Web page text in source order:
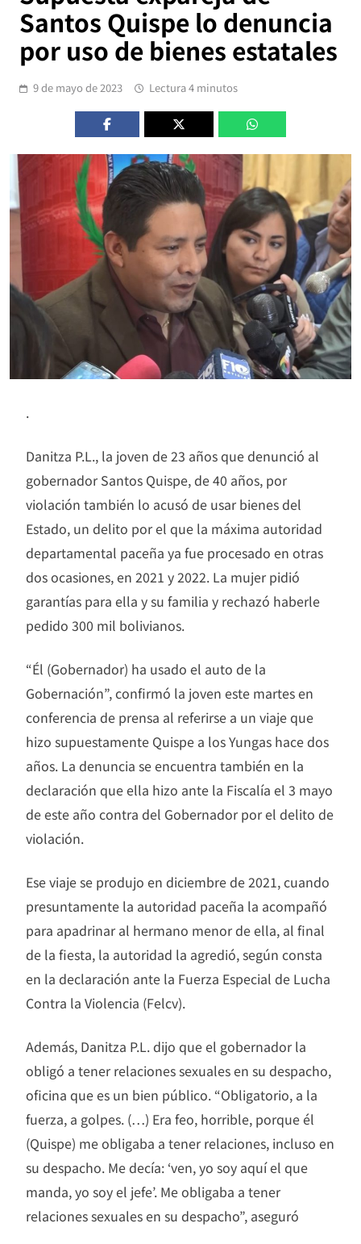
Santos Quispe lo denuncia
por uso de bienes estatales
9 de mayo de 2023 Lectura 4 minutos
.
Danitza P.L., la joven de 23 años que denunció al
gobernador Santos Quispe, de 40 años, por
violación también lo acusó de usar bienes del
Estado, un delito por el que la máxima autoridad
departamental paceña ya fue procesado en otras
dos ocasiones, en 2021 y 2022. La mujer pidió
garantías para ella y su familia y rechazó haberle
pedido 300 mil bolivianos.
“Él (Gobernador) ha usado el auto de la
Gobernación”, confirmó la joven este martes en
conferencia de prensa al referirse a un viaje que
hizo supuestamente Quispe a los Yungas hace dos
años. La denuncia se encuentra también en la
declaración que ella hizo ante la Fiscalía el 3 mayo
de este año contra del Gobernador por el delito de
violación.
Ese viaje se produjo en diciembre de 2021, cuando
presuntamente la autoridad paceña la acompañó
para apadrinar al hermano menor de ella, al final
de la fiesta, la autoridad la agredió, según consta
en la declaración ante la Fuerza Especial de Lucha
Contra la Violencia (Felcv).
Además, Danitza P.L. dijo que el gobernador la
obligó a tener relaciones sexuales en su despacho,
oficina que es un bien público. “Obligatorio, a la
fuerza, a golpes. (…) Era feo, horrible, porque él
(Quispe) me obligaba a tener relaciones, incluso en
su despacho. Me decía: ‘ven, yo soy aquí el que
manda, yo soy el jefe’. Me obligaba a tener
relaciones sexuales en su despacho”, aseguró